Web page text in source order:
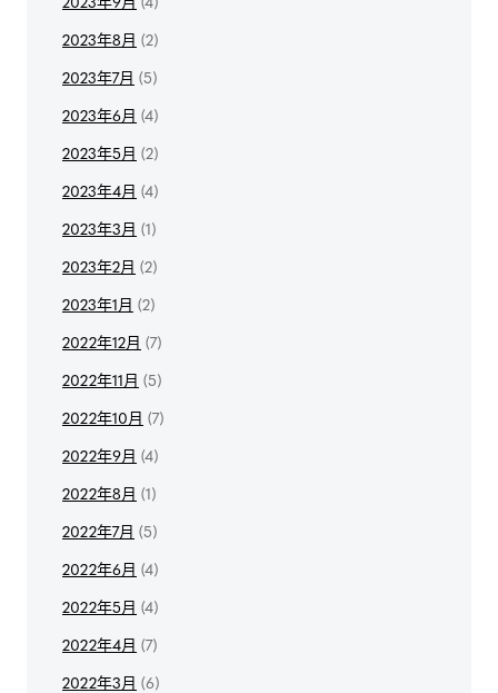
2023年8月 (2)
2023年7月 (5)
2023年6月 (4)
2023年5月 (2)
2023年4月 (4)
2023年3月 (1)
2023年2月 (2)
2023年1月 (2)
2022年12月 (7)
2022年11月 (5)
2022年10月 (7)
2022年9月 (4)
2022年8月 (1)
2022年7月 (5)
2022年6月 (4)
2022年5月 (4)
2022年4月 (7)
2022年3月 (6)